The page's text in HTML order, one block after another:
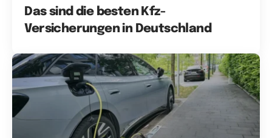
Das sind die besten Kfz-
Versicherungen in Deutschland